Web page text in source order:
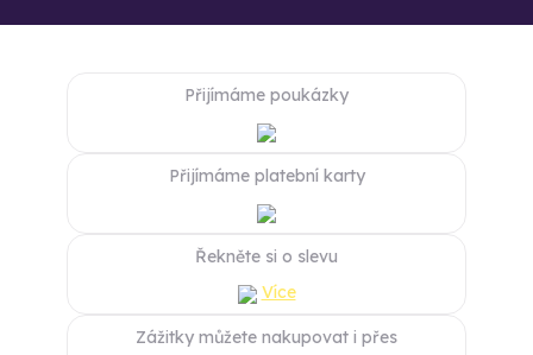
Přijímáme poukázky
Přijímáme platební karty
Řekněte si o slevu
Více
Zážitky můžete nakupovat i přes